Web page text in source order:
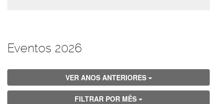
Eventos 2026
VER ANOS ANTERIORES
FILTRAR POR MÊS